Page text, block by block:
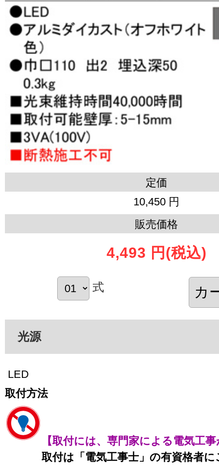
定価
10,450 円
販売価格
4,493 円 (税込)
式
光源
LED
取付方法
【取付には、専門家による電気工
取付は「電気工事士」の有資格者